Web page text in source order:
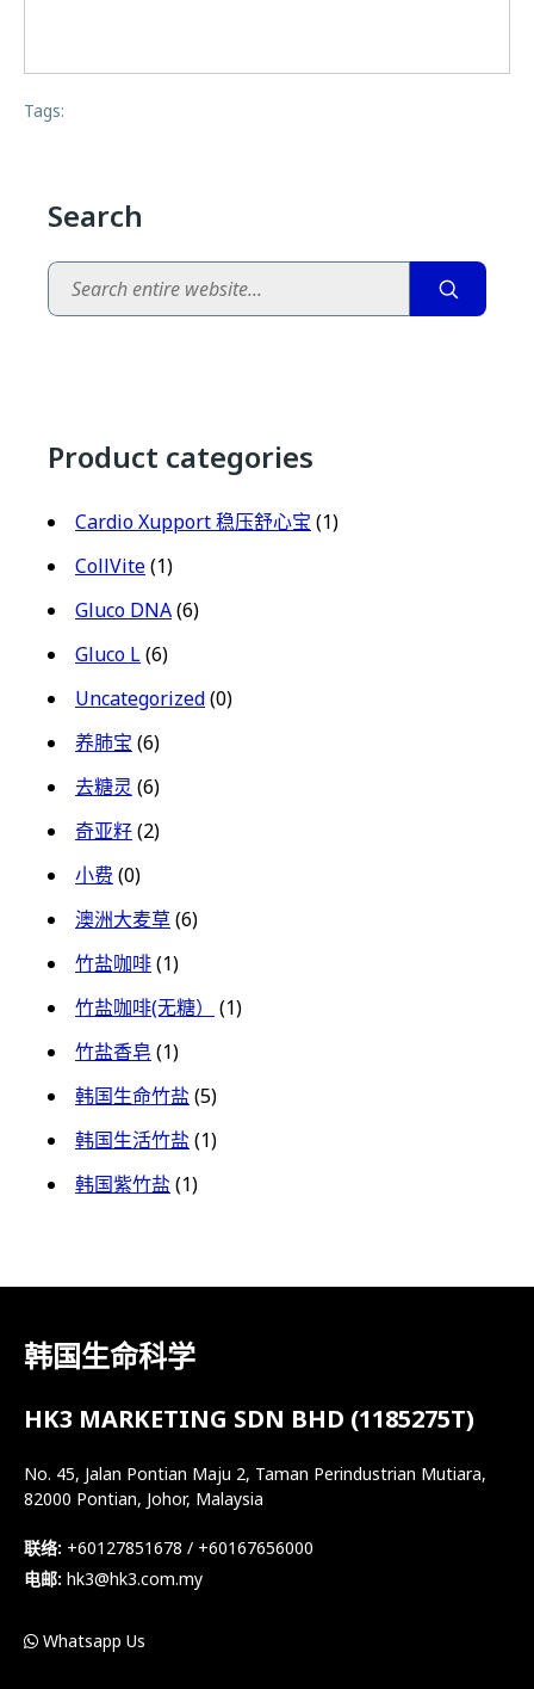
Tags:
Search
Search
Product categories
Cardio Xupport 稳压舒心宝 (1)
CollVite(1)
Gluco DNA(6)
Gluco L(6)
Uncategorized(0)
养肺宝 (6)
去糖灵(6)
奇亚籽(2)
小费 (0)
澳洲大麦草(6)
竹盐咖啡(1)
竹盐咖啡(无糖）
(1)
竹盐香皂 (1)
韩国生命竹盐(5)
韩国生活竹盐(1)
韩国紫竹盐(1)
韩国生命科学
HK3 MARKETING SDN BHD (1185275T)
No. 45, Jalan Pontian Maju 2, Taman Perindustrian Mutiara,
82000 Pontian, Johor, Malaysia
联络: +60127851678 / +60167656000
电邮: hk3@hk3.com.my
Whatsapp Us